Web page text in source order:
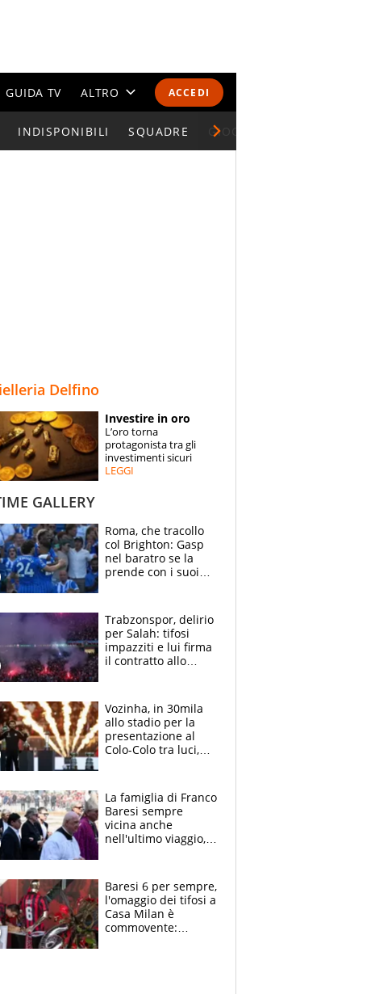
ACCEDI
GUIDA TV ALTRO
CALENDARI E CLASSIFICHE
ESPERTI
CONTATTI
INDISPONIBILI SQUADRE GIOCATORI SERIE A
Delfino
Investire in oro
L’oro torna
protagonista tra gli
investimenti sicuri
LEGGI
GALLERY
Roma, che tracollo
col Brighton: Gasp
nel baratro se la
prende con i suoi
Trabzonspor, delirio
per Salah: tifosi
impazziti e lui firma
il contratto allo
Vozinha, in 30mila
allo stadio per la
presentazione al
Colo-Colo tra luci,
La famiglia di Franco
Baresi sempre
vicina anche
nell'ultimo viaggio,
circondati
dall'affetto dei tifosi
Baresi 6 per sempre,
l'omaggio dei tifosi a
Casa Milan è
commovente: